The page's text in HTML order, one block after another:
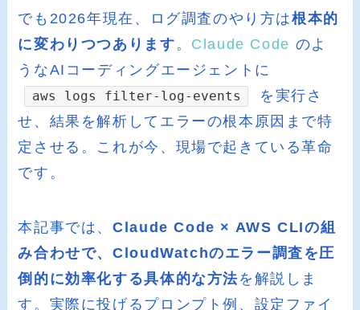
でも2026年現在、ログ調査のやり方は根本的
に変わりつつあります。 Claude Code のよ
うなAIコーディングエージェントに
aws logs filter-log-events
を実行さ
せ、結果を解析してエラーの根本原因まで特
定させる。これが今、現場で起きている革命
です。
本記事では、Claude Code × AWS CLIの組
み合わせで、CloudWatchのエラー調査を圧
倒的に効率化する具体的な方法を解説しま
す。実際に投げるプロンプト例、設定ファイ